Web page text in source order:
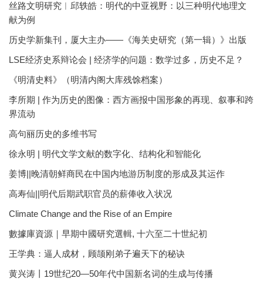
丝路文明研究︱邱轶皓：明代的中亚视野：以三种明代地理文
献为例
历史学新集刊，厦大主办——《海关史研究（第一辑）》出版
LSE经济史系辩论会 | 经济学的问题：数学过多，历史不足？
《明清史料》（明清内阁大库残馀档案）
李所期 | 作为历史的图像：西方画报中国形象的再现、叙事和跨
界流动
高句丽历史的多维书写
徐永明 | 明代文学文献的数字化、结构化和智能化
姜博||晚清朝鲜商民在中国内地游历制度的形成及其运作
高寿仙||明代后期武职官员的薪俸收入状况
Climate Change and the Rise of an Empire
數據庫資源｜早期中國研究選輯, 十六至二十世紀初
王学典：逼人成材，顾颉刚弟子遍天下的秘诀
黄兴涛丨19世纪20—50年代中国新名词的生成与传播